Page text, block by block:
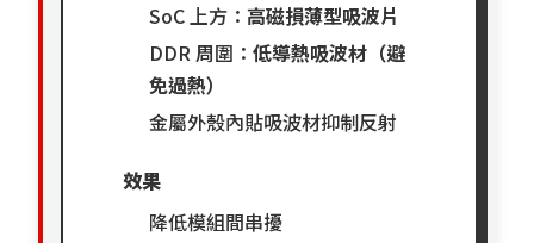
SoC 上方：高磁損薄型吸波片
DDR 周圍：低導熱吸波材（避
免過熱）
金屬外殼內貼吸波材抑制反射
效果
降低模組間串擾